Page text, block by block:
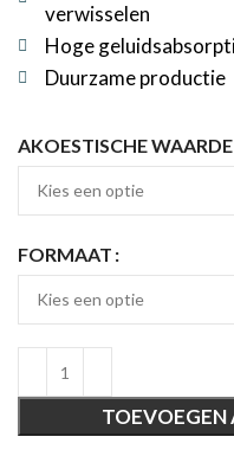
verwisselen
Hoge
Duurzame productie
AKOESTISCHE WAARDE
FORMAAT